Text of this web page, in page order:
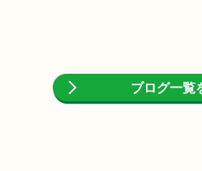
ブログ一覧